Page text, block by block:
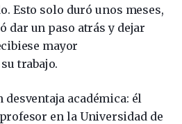
Esto solo duró unos meses,
dar un paso atrás y dejar
mayor
trabajo.
académica: él
en la Universidad de